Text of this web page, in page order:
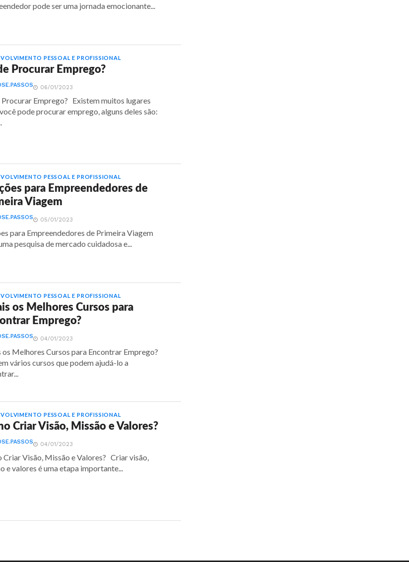
pode ser uma jornada emocionante...
PESSOAL E PROFISSIONAL
Procurar Emprego?
06/01/2023
Procurar Emprego? Existem muitos lugares
pode procurar emprego, alguns deles são:
PESSOAL E PROFISSIONAL
para Empreendedores de
Viagem
05/01/2023
para Empreendedores de Primeira Viagem
pesquisa de mercado cuidadosa e...
PESSOAL E PROFISSIONAL
os Melhores Cursos para
Emprego?
04/01/2023
os Melhores Cursos para Encontrar Emprego?
vários cursos que podem ajudá-lo a
PESSOAL E PROFISSIONAL
Criar Visão, Missão e Valores?
04/01/2023
Criar Visão, Missão e Valores? Criar visão,
e valores é uma etapa importante...